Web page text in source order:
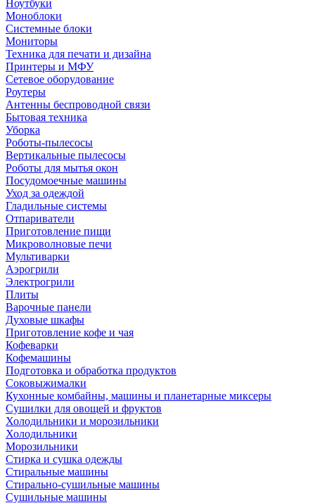
Ноутбуки
Моноблоки
Системные блоки
Мониторы
Техника для печати и дизайна
Принтеры и МФУ
Сетевое оборудование
Роутеры
Антенны беспроводной связи
Бытовая техника
Уборка
Роботы-пылесосы
Вертикальные пылесосы
Роботы для мытья окон
Посудомоечные машины
Уход за одеждой
Гладильные системы
Отпариватели
Приготовление пищи
Микроволновые печи
Мультиварки
Аэрогрили
Электрогрили
Плиты
Варочные панели
Духовые шкафы
Приготовление кофе и чая
Кофеварки
Кофемашины
Подготовка и обработка продуктов
Соковыжималки
Кухонные комбайны, машины и планетарные миксеры
Сушилки для овощей и фруктов
Холодильники и морозильники
Холодильники
Морозильники
Стирка и сушка одежды
Стиральные машины
Стирально-сушильные машины
Сушильные машины